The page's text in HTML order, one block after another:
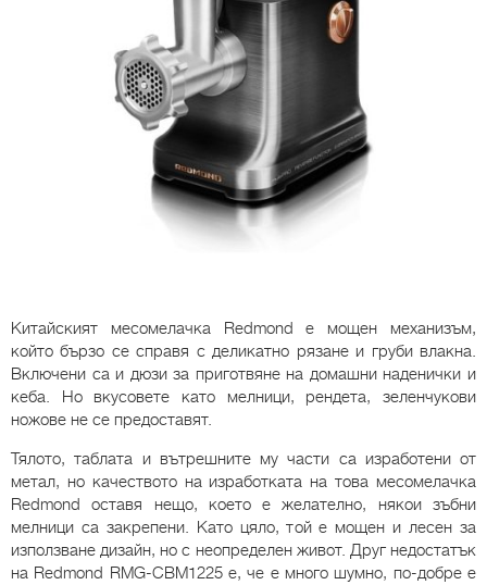
Китайският месомелачка Redmond е мощен механизъм,
който бързо се справя с деликатно рязане и груби влакна.
Включени са и дюзи за приготвяне на домашни наденички и
кеба. Но вкусовете като мелници, рендета, зеленчукови
ножове не се предоставят.
Тялото, таблата и вътрешните му части са изработени от
метал, но качеството на изработката на това месомелачка
Redmond оставя нещо, което е желателно, някои зъбни
мелници са закрепени. Като цяло, той е мощен и лесен за
използване дизайн, но с неопределен живот. Друг недостатък
на Redmond RMG-CBM1225 е, че е много шумно, по-добре е